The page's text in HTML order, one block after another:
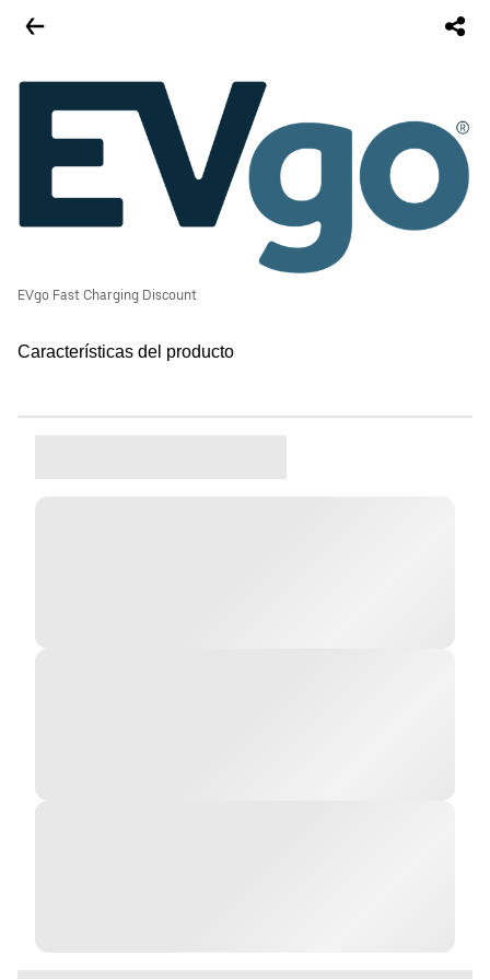
EVgo Fast Charging Discount
Características del producto